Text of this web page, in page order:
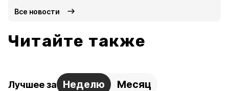
Все новости
Читайте также
Лучшее за Неделю Месяц